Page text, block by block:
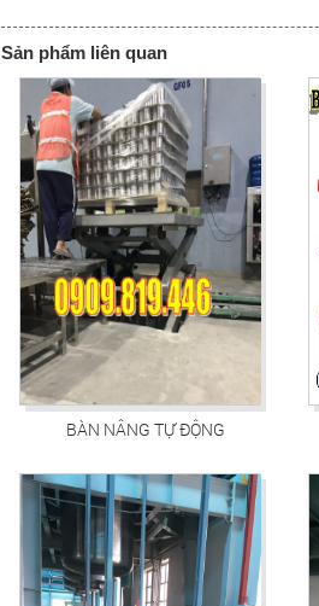
Sản phẩm liên quan
BÀN NÂNG TỰ ĐỘNG